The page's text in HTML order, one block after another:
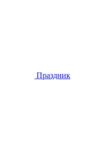
Праздник